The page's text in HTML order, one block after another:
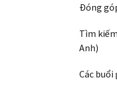
Đóng
Tìm
Anh)
Các